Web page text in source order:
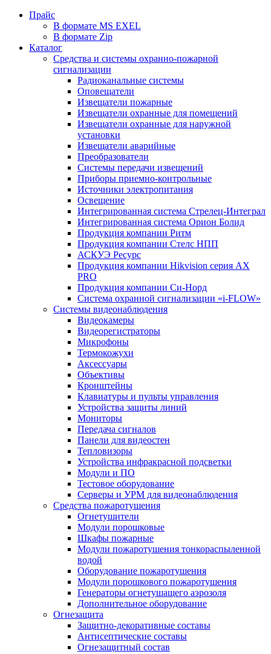
Прайс
В формате MS EXEL
В формате Zip
Каталог
Средства и системы охранно-пожарной
сигнализации
Радиоканальные системы
Оповещатели
Извещатели пожарные
Извещатели охранные для помещений
Извещатели охранные для наружной
установки
Извещатели аварийные
Преобразователи
Системы передачи извещений
Приборы приемно-контрольные
Источники электропитания
Освещение
Интегрированная система Стрелец-Интеграл
Интегрированная система Орион Болид
Продукция компании Ритм
Продукция компании Стелс НПП
АСКУЭ Ресурс
Продукция компании Hikvision серия AX
PRO
Продукция компании Си-Норд
Система охранной сигнализации «i-FLOW»
Системы видеонаблюдения
Видеокамеры
Видеорегистраторы
Микрофоны
Термокожухи
Аксессуары
Объективы
Кронштейны
Клавиатуры и пульты управления
Устройства защиты линий
Мониторы
Передача сигналов
Панели для видеостен
Тепловизоры
Устройства инфракрасной подсветки
Модули и ПО
Тестовое оборудование
Серверы и УРМ для видеонаблюдения
Средства пожаротушения
Огнетушители
Модули порошковые
Шкафы пожарные
Модули пожаротушения тонкораспыленной
водой
Оборудование пожаротушения
Модули порошкового пожаротушения
Генераторы огнетушащего аэрозоля
Дополнительное оборудование
Огнезащита
Защитно-декоративные составы
Антисептические составы
Огнезащитный состав